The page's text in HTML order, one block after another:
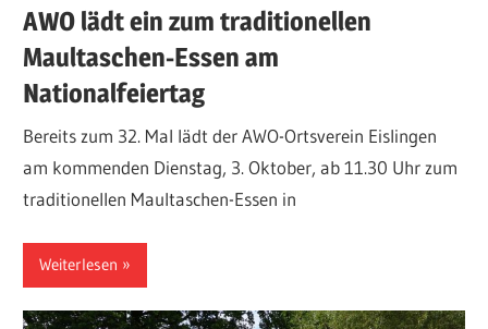
AWO lädt ein zum traditionellen
Maultaschen-Essen am
Nationalfeiertag
Bereits zum 32. Mal lädt der AWO-Ortsverein Eislingen
am kommenden Dienstag, 3. Oktober, ab 11.30 Uhr zum
traditionellen Maultaschen-Essen in
Weiterlesen